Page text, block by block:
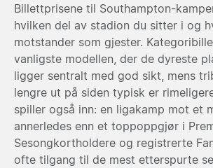
Billettprisene til Southampton-
hvilken del av stadion du sitter i og
motstander som gjester.
vanligste modellen, der de dyreste
ligger sentralt med god sikt, mens
lengre ut på siden typisk er
spiller også inn: en ligakamp mot et
annerledes enn et toppoppgjør i
Sesongkortholdere og registrerte
ofte tilgang til de mest etterspurte